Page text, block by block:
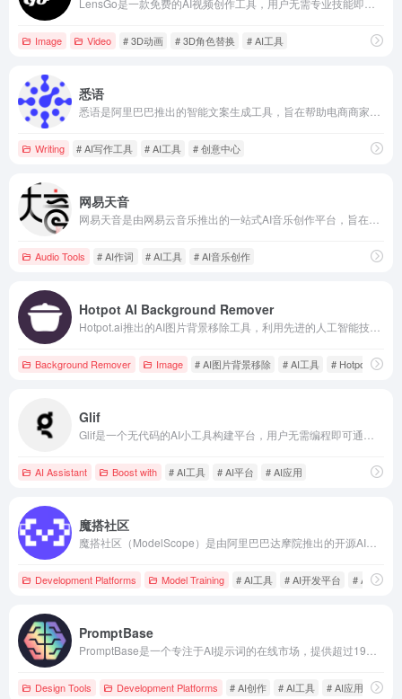
Image Video # 3D动画 # 3D角色替换 # AI工具
悉语
Writing # AI写作工具 # AI工具 # 创意中心
网易天音
Audio Tools # AI作词 # AI工具 # AI音乐创作
Hotpot AI Background Remover
Background Remover Image # AI图片背景移除 # AI工具 # Hotpot.ai
Glif
AI Assistant Boost with # AI工具 # AI平台 # AI应用
魔搭社区
Development Platforms Model Training # AI工具 # AI开发平台 # AI模型共
PromptBase
Design Tools Development Platforms # AI创作 # AI工具 # AI应用创建